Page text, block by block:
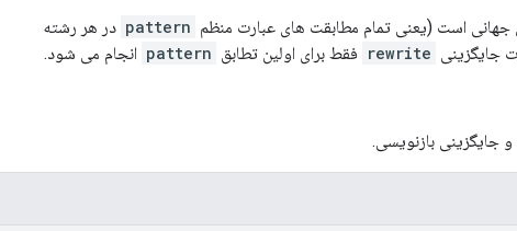
pattern در هر رشته
جایگزینی rewrite فقط برای اولین تطابق pattern انجام می شود.
جایگزینی بازنویسی.